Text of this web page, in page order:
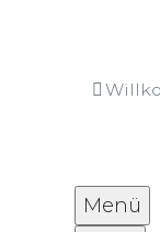
Menü